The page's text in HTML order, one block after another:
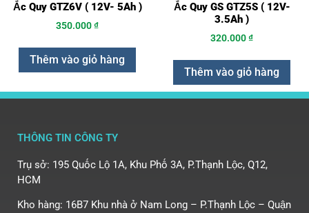
Ắc Quy GTZ6V ( 12V- 5Ah )
350.000₫
Thêm vào giỏ hàng
Ắc Quy GS GTZ5S ( 12V-
3.5Ah )
320.000₫
Thêm vào giỏ hàng
THÔNG TIN CÔNG TY
Trụ sở: 195 Quốc Lộ 1A, Khu Phố 3A, P.Thạnh Lộc, Q12,
HCM
Kho hàng: 16B7 Khu nhà ở Nam Long – P.Thạnh Lộc – Quận